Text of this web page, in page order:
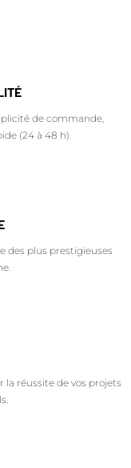
de commande,
(24 à 48 h).
des plus prestigieuses
réussite de vos projets